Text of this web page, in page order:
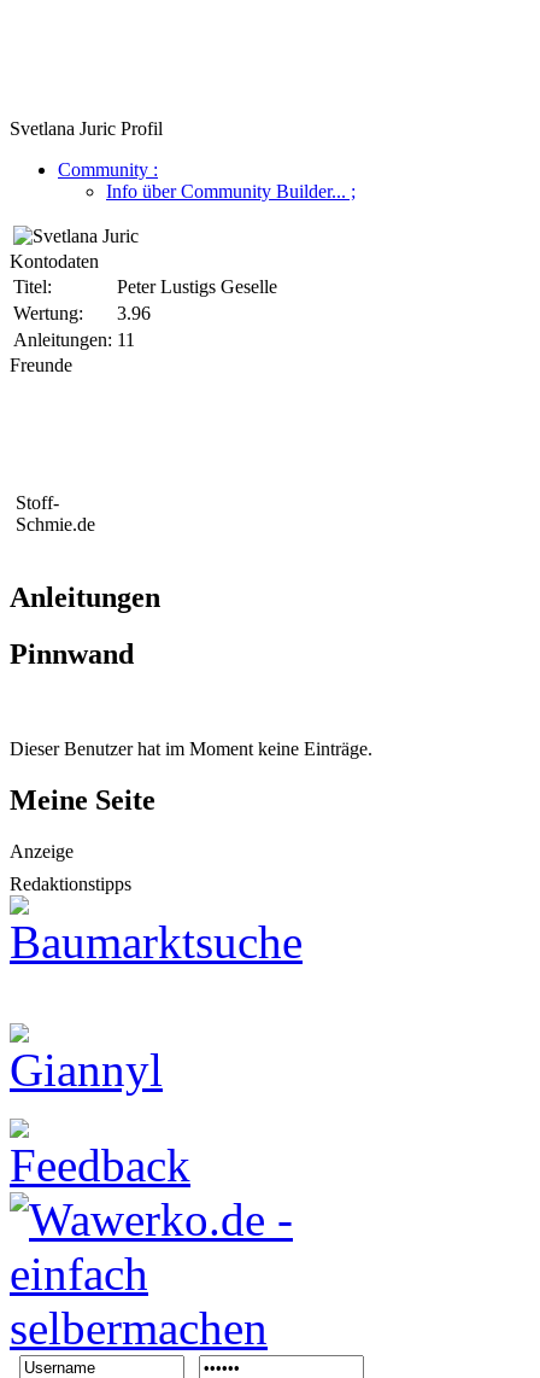
Svetlana Juric Profil
Community :
Info über Community Builder... ;
Kontodaten
Titel:
Peter Lustigs Geselle
Wertung:
3.96
Anleitungen: 11
Freunde
Stoff-
Schmie.de
Anleitungen
Pinnwand
Dieser Benutzer hat im Moment keine Einträge.
Meine Seite
Anzeige
Redaktionstipps